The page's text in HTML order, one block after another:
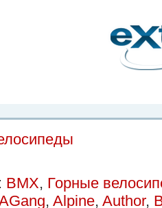
BMX, Горные
, Alpine, Author,